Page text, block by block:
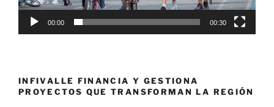
00:00 00:30
INFIVALLE FINANCIA Y GESTIONA
PROYECTOS QUE TRANSFORMAN LA REGIÓN